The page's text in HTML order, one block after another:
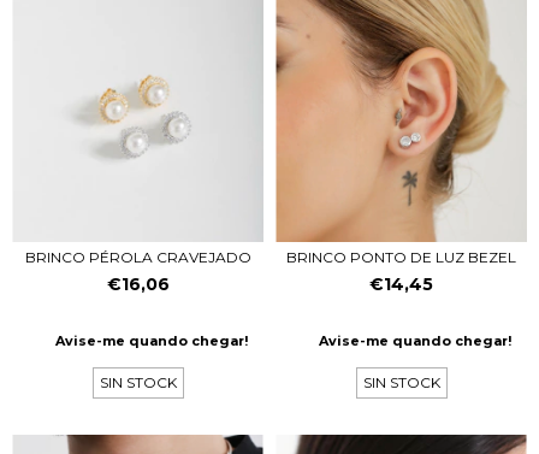
BRINCO PÉROLA CRAVEJADO
€16,06
Avise-me quando chegar!
SIN STOCK
BRINCO PONTO DE LUZ BEZEL
€14,45
Avise-me quando chegar!
SIN STOCK